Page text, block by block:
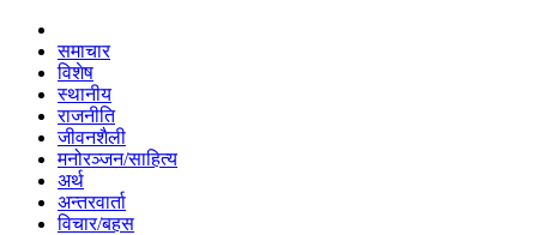
समाचार
विशेष
स्थानीय
राजनीति
जीवनशैली
मनोरञ्जन/साहित्य
अर्थ
अन्तरवार्ता
विचार/बहस